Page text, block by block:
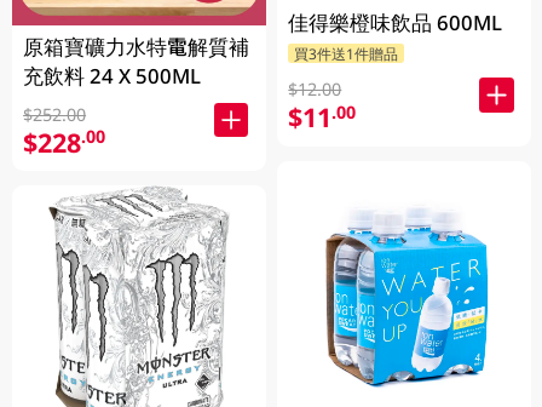
原箱寶礦力水特電解質補
充飲料 24 X 500ML
$252.00
$228.00
佳得樂橙味飲品 600ML
買3件送1件贈品
$12.00
$11.00